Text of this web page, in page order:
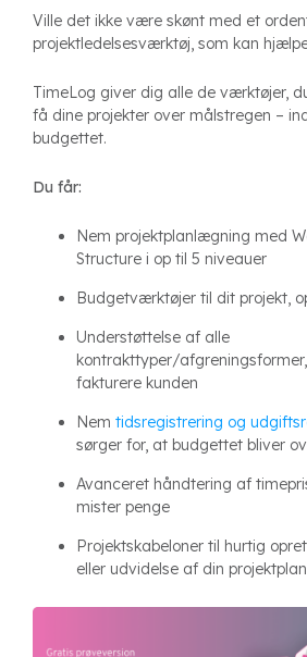
Ville det ikke være skønt med et
projektledelsesværktøj, som kan
TimeLog giver dig alle de værktøjer,
få dine projekter over målstregen –
budgettet.
Du får:
Nem projektplanlægning med
Structure i op til 5 niveauer
Budgetværktøjer til dit projekt,
Understøttelse af alle
kontrakttyper/
fakturere kunden
Nem tidsregistrering og
sørger for, at budgettet bliver
Avanceret håndtering af
mister penge
Projektskabeloner til hurtig
eller udvidelse af din projektplan